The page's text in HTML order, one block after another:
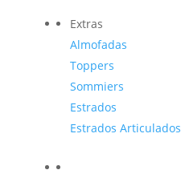
Extras
Almofadas
Toppers
Sommiers
Estrados
Estrados Articulados